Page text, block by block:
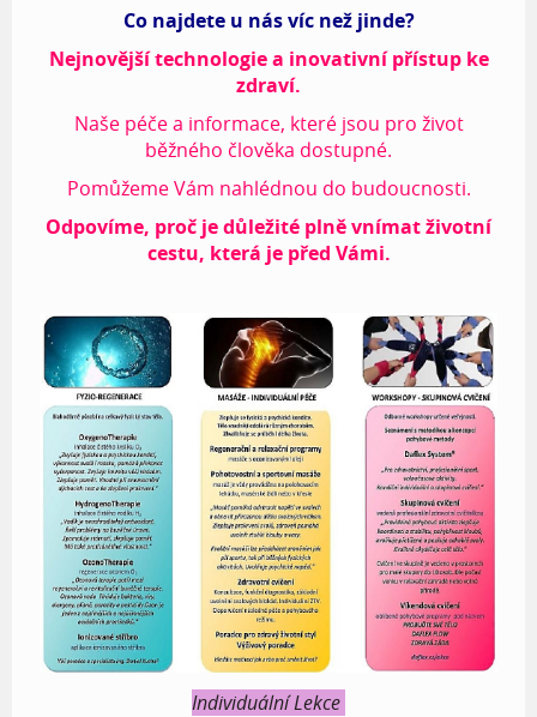
Co najdete u nás víc než jinde?
Nejnovější technologie a inovativní přístup ke
zdraví.
Naše péče a informace, které jsou pro život
běžného člověka dostupné.
Pomůžeme Vám nahlédnou do budoucnosti.
Odpovíme, proč je důležité plně vnímat životní
cestu, která je před Vámi.
Individuální Lekce